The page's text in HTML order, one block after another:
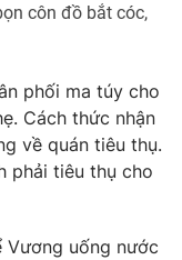
côn đồ bắt cóc,
phối ma túy cho
Cách thức nhận
về quán tiêu thụ.
phải tiêu thụ cho
Vương uống nước